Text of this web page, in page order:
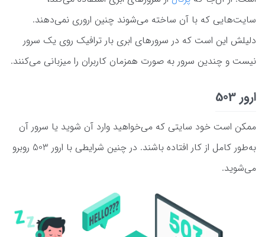
سایت‌هایی که با آن ساخته می‌شوند چنین اروری نمی‌دهند.
دلیلش این است که در سرورهای ابری بار ترافیک روی یک سرور
نیست و چندین سرور به صورت همزمان کاربران را میزبانی می‌کنند.
ارور 503
ممکن است خود سایتی که می‌خواهید وارد آن شوید یا سرور آن
به‌طور کامل از کار افتاده باشند. در چنین شرایطی با ارور 503 روبرو
می‌شوید.